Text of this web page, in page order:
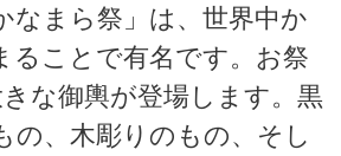
なまら祭」は、世界中か
ることで有名です。お祭
な御輿が登場します。黒
の、木彫りのもの、そし